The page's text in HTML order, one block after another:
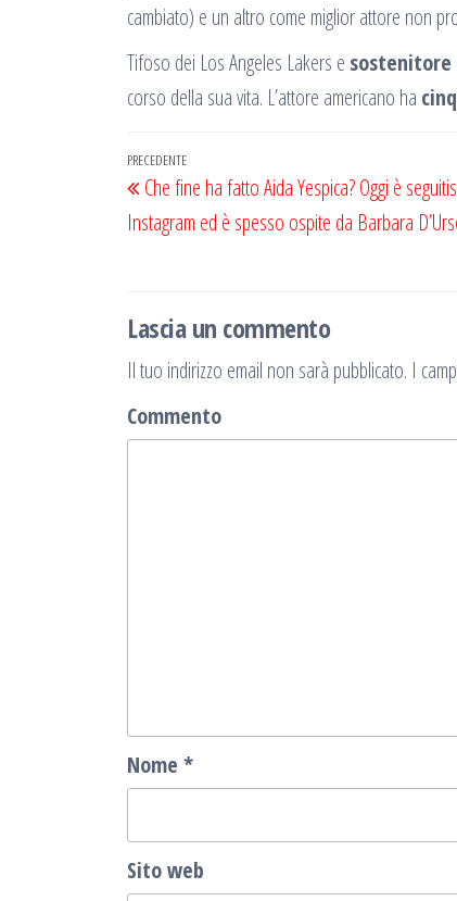
cambiato) e un altro come miglior attore non
Tifoso dei Los Angeles Lakers e
corso della sua vita. L’attore americano ha
Navigazione
articoli
Articolo
precedente
PRECEDENTE
Che fine ha fatto Aida Yespica? Oggi è
Instagram ed è spesso ospite da Barbara
Lascia un commento
Il tuo indirizzo email non sarà pubblicato. I
Commento
Nome *
Sito web